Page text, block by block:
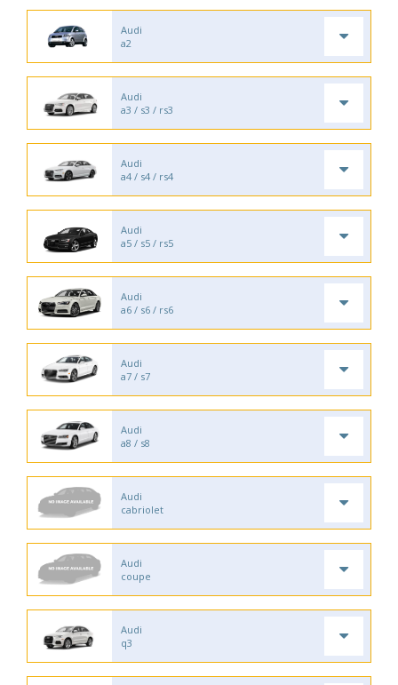
Audi
a2
Audi
a3 / s3 / rs3
Audi
a4 / s4 / rs4
Audi
a5 / s5 / rs5
Audi
a6 / s6 / rs6
Audi
a7 / s7
Audi
a8 / s8
Audi
cabriolet
Audi
coupe
Audi
q3